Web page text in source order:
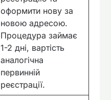
оформити нову за
новою адресою.
Процедура займає
1-2 дні, вартість
аналогічна
первинній
реєстрації.